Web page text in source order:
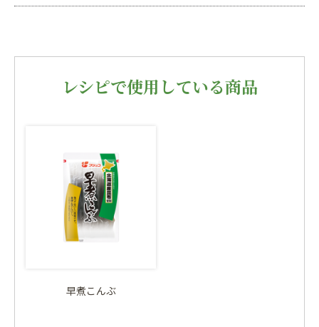
レシピで使用している商品
早煮こんぶ